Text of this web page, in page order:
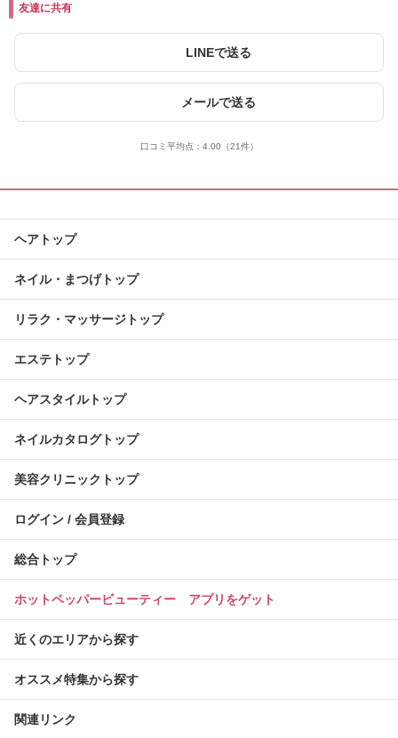
友達に共有
LINEで送る
メールで送る
口コミ平均点： 4.00 （21件）
ヘアトップ
ネイル・まつげトップ
リラク・マッサージトップ
エステトップ
ヘアスタイルトップ
ネイルカタログトップ
美容クリニックトップ
ログイン / 会員登録
総合トップ
ホットペッパービューティー アプリをゲット
近くのエリアから探す
オススメ特集から探す
関連リンク